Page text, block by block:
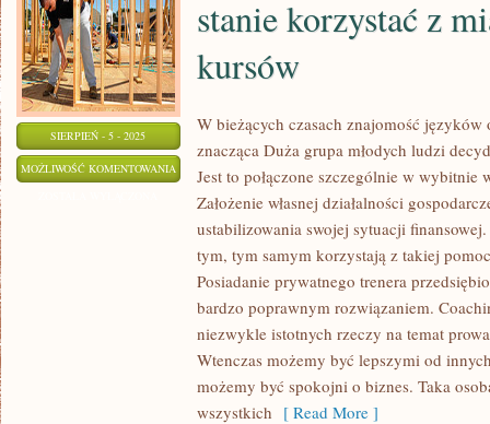
SIERPIEŃ - 5 - 2025
MOŻLIWOŚĆ KOMENTOWANIA
PONIEKTÓRZY
CHLEBODAWCY
STANIE
KORZYSTAĆ
MIARODAJNYCH
KURSÓW
stanie korzystać z
kursów
W bieżących czasach znajomość
znacząca Duża grupa młodych ludzi
Jest to połączone szczególnie w
Założenie własnej działalności
ustabilizowania swojej sytuacji
tym, tym samym korzystają z takiej
Posiadanie prywatnego trenera
bardzo poprawnym rozwiązaniem.
niezwykle istotnych rzeczy na temat
Wtenczas możemy być lepszymi od
możemy być spokojni o biznes. Taka
wszystkich [ Read More ]